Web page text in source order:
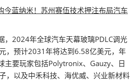
今蓝纳米！苏州赛伍技术押注布局汽车
2024年全球汽车天幕玻璃PDLC调光
，预计2031年将达到6.58亿美元，年
主要玩家包括Polytronix、Gauzy、日
，以及中禾科技、海优威、兴业新材料